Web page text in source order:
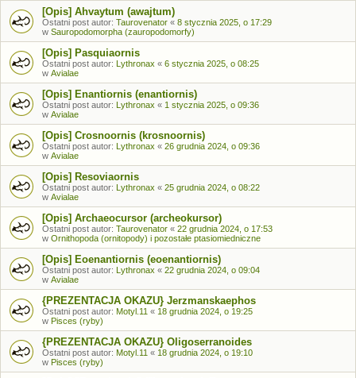
[Opis] Ahvaytum (awajtum)
Ostatni post autor: Taurovenator « 8 stycznia 2025, o 17:29
w Sauropodomorpha (zauropodomorfy)
[Opis] Pasquiaornis
Ostatni post autor: Lythronax « 6 stycznia 2025, o 08:25
w Avialae
[Opis] Enantiornis (enantiornis)
Ostatni post autor: Lythronax « 1 stycznia 2025, o 09:36
w Avialae
[Opis] Crosnoornis (krosnoornis)
Ostatni post autor: Lythronax « 26 grudnia 2024, o 09:36
w Avialae
[Opis] Resoviaornis
Ostatni post autor: Lythronax « 25 grudnia 2024, o 08:22
w Avialae
[Opis] Archaeocursor (archeokursor)
Ostatni post autor: Taurovenator « 22 grudnia 2024, o 17:53
w Ornithopoda (ornitopody) i pozostałe ptasiomiedniczne
[Opis] Eoenantiornis (eoenantiornis)
Ostatni post autor: Lythronax « 22 grudnia 2024, o 09:04
w Avialae
{PREZENTACJA OKAZU} Jerzmanskaephos
Ostatni post autor: Motyl.11 « 18 grudnia 2024, o 19:25
w Pisces (ryby)
{PREZENTACJA OKAZU} Oligoserranoides
Ostatni post autor: Motyl.11 « 18 grudnia 2024, o 19:10
w Pisces (ryby)